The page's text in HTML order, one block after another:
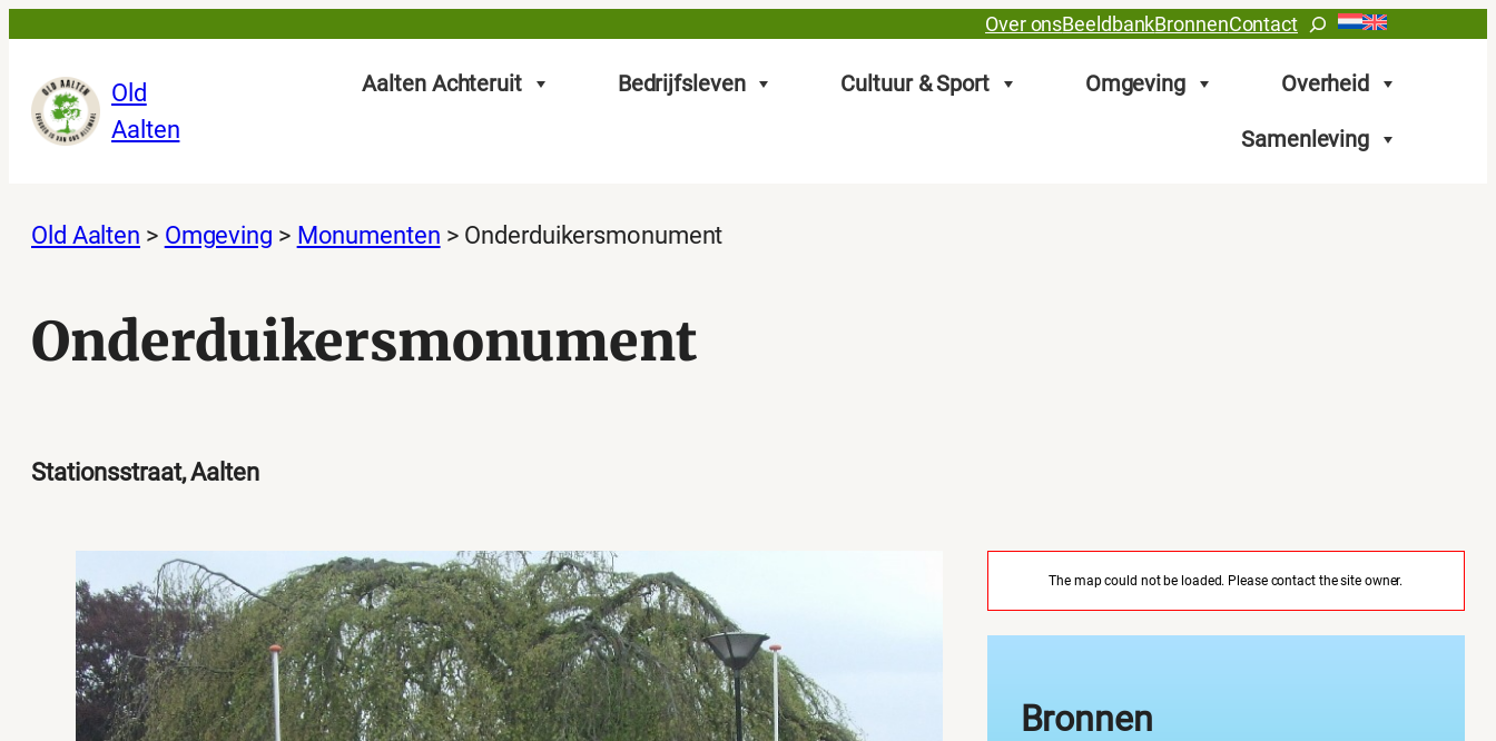
de
inhoud
Over onsBeeldbankBronnenContactZoeken
Old
Aalten
Aalten Achteruit Bedrijfsleven Cultuur & Sport Omgeving Overheid
Samenleving
Old Aalten > Omgeving > Monumenten > Onderduikersmonument
Onderduikersmonument
Stationsstraat, Aalten
The map could not be loaded. Please contact the site owner.
Bronnen